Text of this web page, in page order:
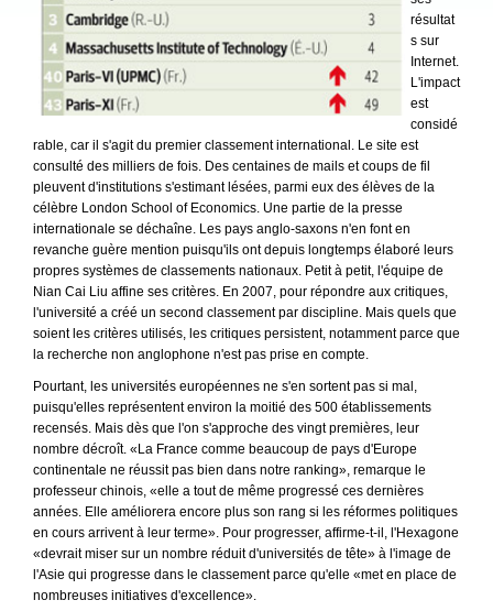
résultat
s sur
Internet.
L'impact
est
considé
rable, car il s'agit du premier classement international. Le site est
consulté des milliers de fois. Des centaines de mails et coups de fil
pleuvent d'institutions s'estimant lésées, parmi eux des élèves de la
célèbre London School of Economics. Une partie de la presse
internationale se déchaîne. Les pays anglo-saxons n'en font en
revanche guère mention puisqu'ils ont depuis longtemps élaboré leurs
propres systèmes de classements nationaux. Petit à petit, l'équipe de
Nian Cai Liu affine ses critères. En 2007, pour répondre aux critiques,
l'université a créé un second classement par discipline. Mais quels que
soient les critères utilisés, les critiques persistent, notamment parce que
la recherche non anglophone n'est pas prise en compte.
Pourtant, les universités européennes ne s'en sortent pas si mal,
puisqu'elles représentent environ la moitié des 500 établissements
recensés. Mais dès que l'on s'approche des vingt premières, leur
nombre décroît. «La France comme beaucoup de pays d'Europe
continentale ne réussit pas bien dans notre ranking», remarque le
professeur chinois, «elle a tout de même progressé ces dernières
années. Elle améliorera encore plus son rang si les réformes politiques
en cours arrivent à leur terme». Pour progresser, affirme-t-il, l'Hexagone
«devrait miser sur un nombre réduit d'universités de tête» à l'image de
l'Asie qui progresse dans le classement parce qu'elle «met en place de
nombreuses initiatives d'excellence».